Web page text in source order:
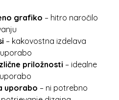
grafiko – hitro naročilo
– kakovostna izdelava
priložnosti – idealne
uporabo – ni potrebno